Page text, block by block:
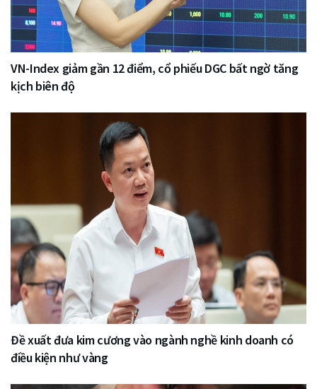
VN-Index giảm gần 12 điểm, cổ phiếu DGC bất ngờ tăng
kịch biên độ
Đề xuất đưa kim cương vào ngành nghề kinh doanh có
điều kiện như vàng